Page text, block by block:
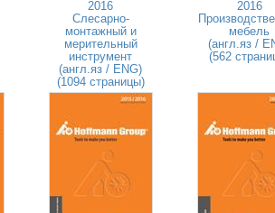
2016
Слесарно-
монтажный и
мерительный
инструмент
(англ.яз / ENG)
(1094 страницы)
2016
мебель
(англ.яз /
(562